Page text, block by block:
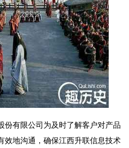
份有限公司为及时了解客户对产品
效地沟通，确保江西升联信息技术